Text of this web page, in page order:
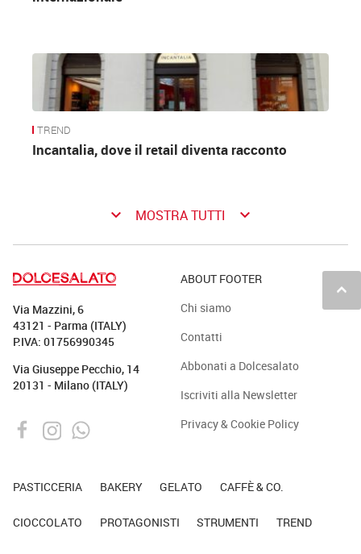
TREND
Incantalia, dove il retail diventa racconto
keyboard_arrow_down MOSTRA TUTTI keyboard_arrow_down
keyboard_arrow_up
Via Mazzini, 6
43121 - Parma (ITALY)
P.IVA: 01756990345
Via Giuseppe Pecchio, 14
20131 - Milano (ITALY)
ABOUT FOOTER
Chi siamo
Contatti
Abbonati a Dolcesalato
Iscriviti alla Newsletter
Privacy & Cookie Policy
PASTICCERIA BAKERY GELATO CAFFÈ & CO.
CIOCCOLATO PROTAGONISTI STRUMENTI TREND